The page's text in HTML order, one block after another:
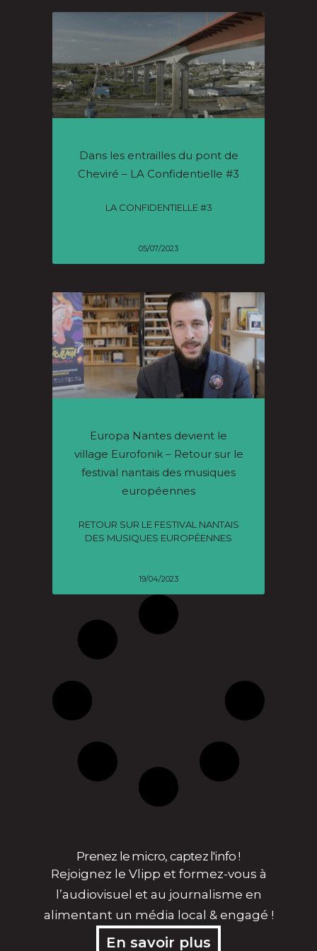
Dans les entrailles du pont de
Cheviré – LA Confidentielle #3
LA CONFIDENTIELLE #3
05/07/2023
Europa Nantes devient le
village Eurofonik – Retour sur le
festival nantais des musiques
européennes
RETOUR SUR LE FESTIVAL NANTAIS
DES MUSIQUES EUROPÉENNES
19/04/2023
Prenez le micro, captez l'info !
Rejoignez le Vlipp et formez-vous à
l’audiovisuel et au journalisme en
alimentant un média local & engagé !
En savoir plus